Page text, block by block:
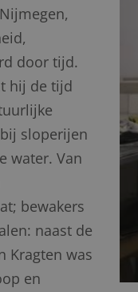
door tijd.
hij de tijd
sloperijen
water. Van
bewakers
naast de
Kragten was
en